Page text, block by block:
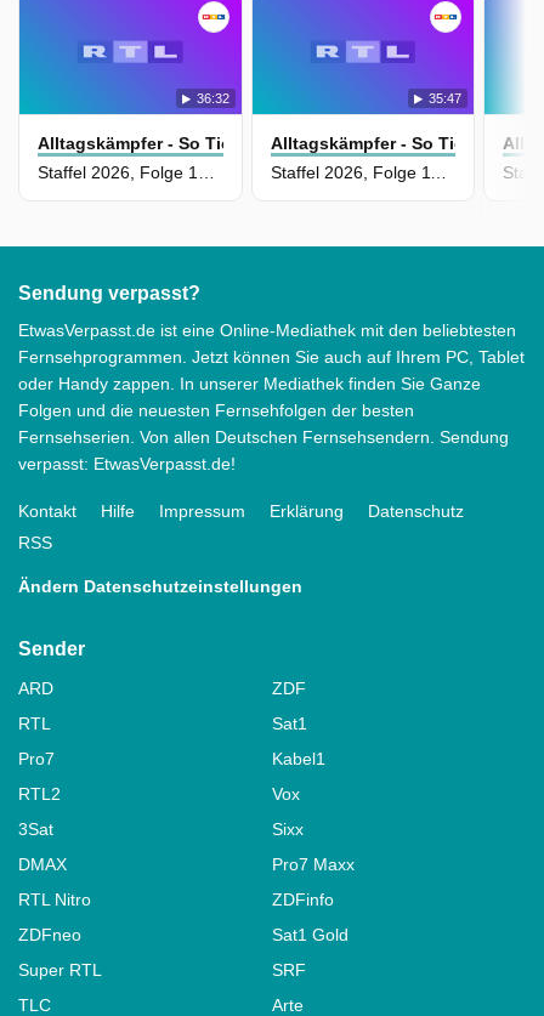
36:32
Alltagskämpfer - So Tickt Deutschland!
35:47
Alltagskämpfer - So Tickt
Sendung verpasst?
EtwasVerpasst.de ist eine Online-Mediathek mit den beliebtesten
Fernsehprogrammen. Jetzt können Sie auch auf Ihrem PC, Tablet
oder Handy zappen. In unserer Mediathek finden Sie Ganze
Folgen und die neuesten Fernsehfolgen der besten
Fernsehserien. Von allen Deutschen Fernsehsendern. Sendung
verpasst: EtwasVerpasst.de!
Kontakt Hilfe Impressum Erklärung
Datenschutz
RSS
Ändern Datenschutzeinstellungen
Sender
ARD
ZDF
RTL
Sat1
Pro7
Kabel1
RTL2
Vox
3Sat
Sixx
DMAX
Pro7 Maxx
RTL Nitro
ZDFinfo
ZDFneo
Sat1 Gold
Super RTL
SRF
TLC
Arte